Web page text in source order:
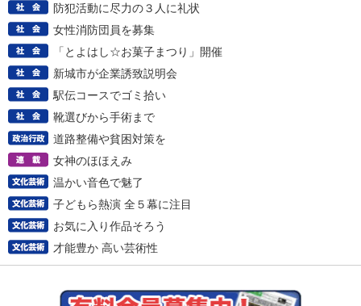
防犯活動に尽力の３人に礼状
女性消防団員を募集
「とよはし☆お菓子まつり」開催
新城市が企業誘致説明会
駅伝コースでゴミ拾い
靴選びから手術まで
道路整備や貧困対策を
女神のほほえみ
温かい音色で魅了
子どもら熱演 全５幕に注目
お気に入り作品そろう
才能豊か 高い芸術性